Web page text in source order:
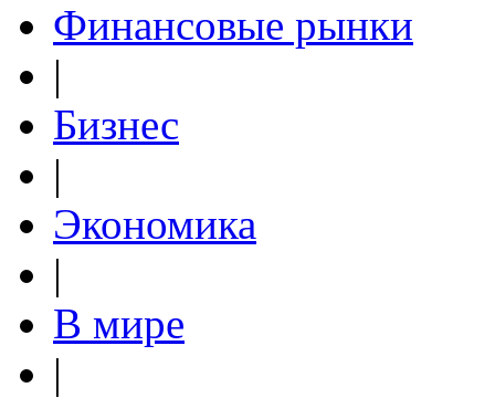
Финансовые рынки
|
Бизнес
|
Экономика
|
В мире
|